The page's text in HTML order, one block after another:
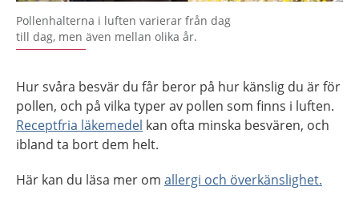
Pollenhalterna i luften varierar från dag
till dag, men även mellan olika år.
Hur svåra besvär du får beror på hur känslig du är för
pollen, och på vilka typer av pollen som finns i luften.
Receptfria läkemedel kan ofta minska besvären, och
ibland ta bort dem helt.
Här kan du läsa mer om allergi och överkänslighet.